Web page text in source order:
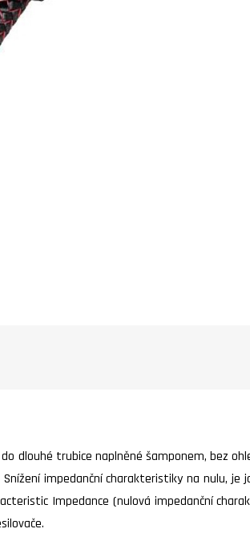
dlouhé trubice naplněné šamponem, bez
impedanční charakteristiky na nulu,
Impedance (nulová impedanční